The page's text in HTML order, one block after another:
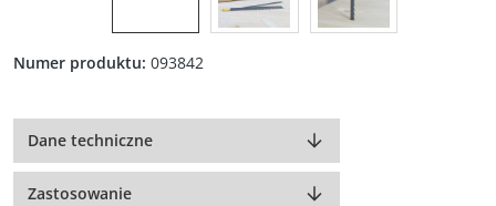
Numer produktu: 093842
Dane techniczne
Zastosowanie